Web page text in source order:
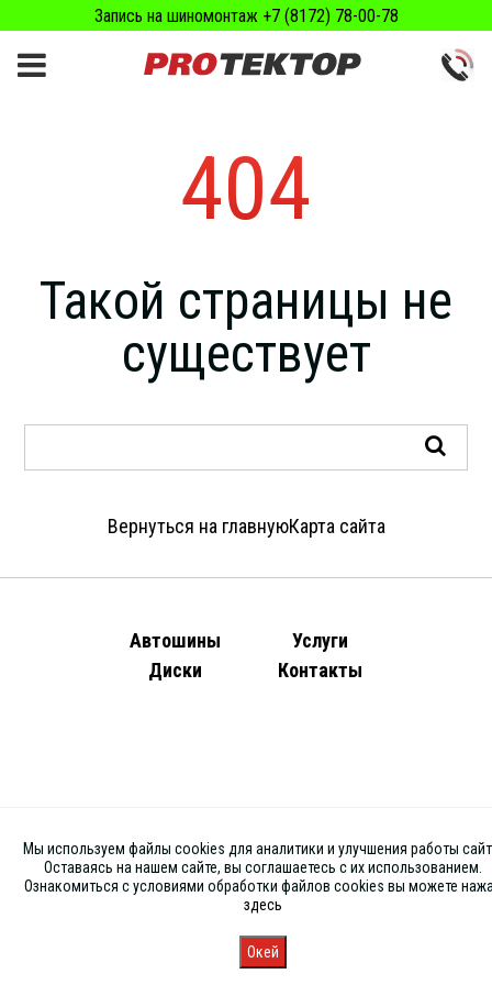
Запись на шиномонтаж +7 (8172) 78-00-78
404
Такой страницы не
существует
Вернуться на главнуюКарта сайта
Автошины
Диски
Услуги
Контакты
Запись
Мы используем файлы cookies для аналитики и улучшения работы
Оставаясь на нашем сайте, вы соглашаетесь с их использованием.
Ознакомиться с условиями обработки файлов cookies вы можете
здесь
Окей